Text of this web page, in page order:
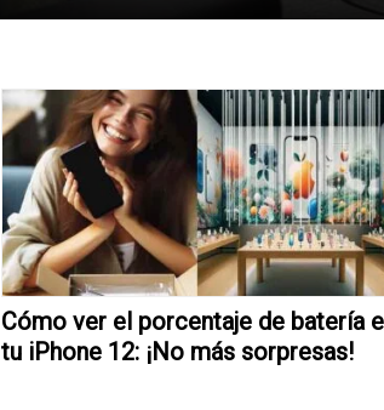
Cómo ver el porcentaje de batería
tu iPhone 12: ¡No más sorpresas!